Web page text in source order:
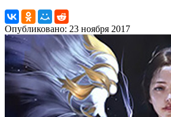
Опубликовано: 23 ноября 2017